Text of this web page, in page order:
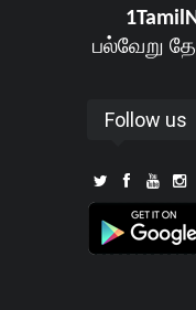
பல்வேறு
Follow us